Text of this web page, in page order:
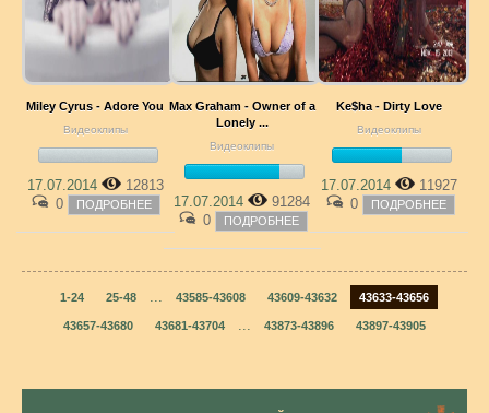
Miley Cyrus - Adore You
Видеоклипы
17.07.2014
12813
0
ПОДРОБНЕЕ
Max Graham - Owner of a
Lonely ...
Видеоклипы
17.07.2014
91284
0
ПОДРОБНЕЕ
Ke$ha - Dirty Love
Видеоклипы
17.07.2014
11927
0
ПОДРОБНЕЕ
1-24 25-48 ... 43585-43608 43609-43632 43633-43656
43657-43680 43681-43704 ... 43873-43896 43897-43905